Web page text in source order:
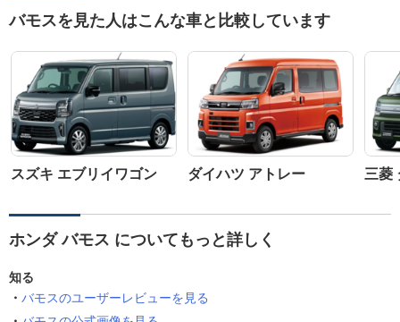
バモスを見た人はこんな車と比較しています
スズキ エブリイワゴン ダイハツ アトレー 三菱
ホンダ バモス についてもっと詳しく
知る
バモスのユーザーレビューを見る